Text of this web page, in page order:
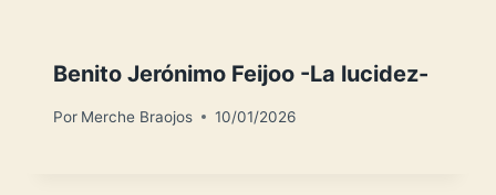
Benito Jerónimo Feijoo -La lucidez-
Por Merche Braojos 10/01/2026